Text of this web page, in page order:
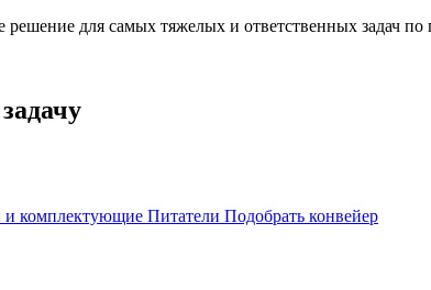
для самых тяжелых и ответственных задач
и комплектующие Питатели Подобрать конвейер